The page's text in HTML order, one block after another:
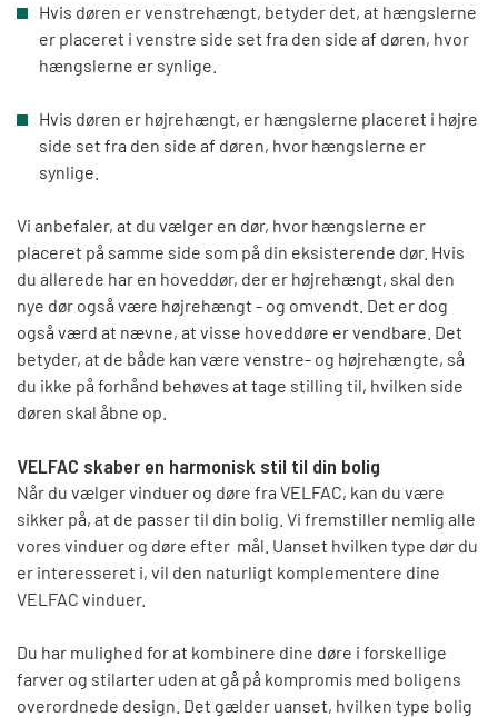
Hvis døren er venstrehængt, betyder det, at hængslerne
er placeret i venstre side set fra den side af døren, hvor
hængslerne er synlige.
Hvis døren er højrehængt, er hængslerne placeret i højre
side set fra den side af døren, hvor hængslerne er
synlige.
Vi anbefaler, at du vælger en dør, hvor hængslerne er
placeret på samme side som på din eksisterende dør. Hvis
du allerede har en hoveddør, der er højrehængt, skal den
nye dør også være højrehængt - og omvendt. Det er dog
også værd at nævne, at visse hoveddøre er vendbare. Det
betyder, at de både kan være venstre- og højrehængte, så
du ikke på forhånd behøves at tage stilling til, hvilken side
døren skal åbne op.
VELFAC skaber en harmonisk stil til din bolig
Når du vælger vinduer og døre fra VELFAC, kan du være
sikker på, at de passer til din bolig. Vi fremstiller nemlig alle
vores vinduer og døre efter mål. Uanset hvilken type dør du
er interesseret i, vil den naturligt komplementere dine
VELFAC vinduer.
Du har mulighed for at kombinere dine døre i forskellige
farver og stilarter uden at gå på kompromis med boligens
overordnede design. Det gælder uanset, hvilken type bolig